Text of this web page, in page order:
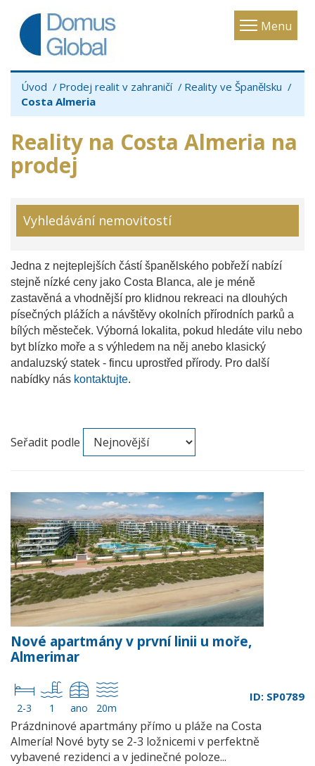
Menu
Toggle
Úvod Prodej realit v zahraničí
Reality ve Španělsku
Costa Almeria
Reality na Costa Almeria na
prodej
Vyhledávání nemovitostí
Jedna z nejteplejších částí španělského pobřeží nabízí
stejně nízké ceny jako Costa Blanca, ale je méně
zastavěná a vhodnější pro klidnou rekreaci na dlouhých
písečných plážích a návštěvy okolních přírodních parků a
bílých městeček. Výborná lokalita, pokud hledáte vilu nebo
byt blízko moře a s výhledem na něj anebo klasický
andaluzský statek - fincu uprostřed přírody. Pro další
nabídky nás kontaktujte.
Seřadit podle
Nové apartmány v první linii u moře,
Almerimar
2-3 1 ano 20m
ID: SP0789
Prázdninové apartmány přímo u pláže na Costa
Almería! Nové byty se 2-3 ložnicemi v perfektně
vybavené rezidenci a v jedinečné poloze...